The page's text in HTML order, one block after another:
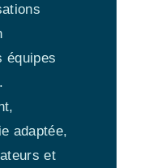
équipes
adaptée,
et